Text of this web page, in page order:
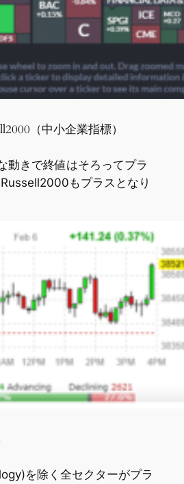
（中小企業指標）
動きで終値はそろってプラ
もプラスとなり
を除く全セクターがプラ